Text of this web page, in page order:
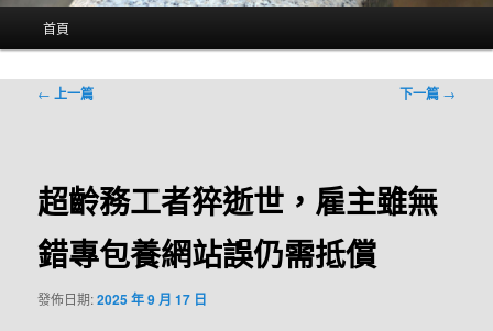
首頁
文
← 上一篇 下一篇 →
超齡務工者猝逝世，雇主雖無
錯專包養網站誤仍需抵償
發佈日期:2025 年 9 月 17 日